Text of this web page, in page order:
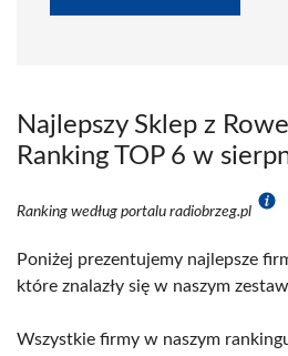
Najlepszy Sklep z
Ranking TOP 6 w
Ranking według portalu radiobrzeg.pl
Poniżej prezentujemy najlepsze
które znalazły się w naszym
Wszystkie firmy w naszym